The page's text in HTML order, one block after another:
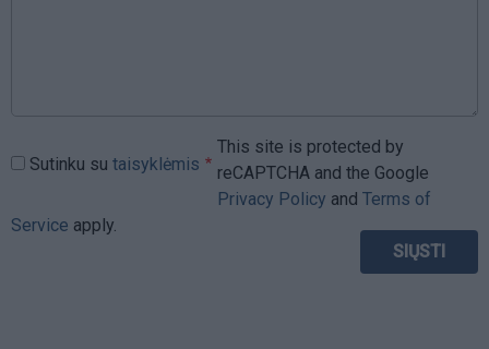
Sutinku su taisyklėmis
This site is protected by
reCAPTCHA and the Google
Privacy Policy and Terms of
Service apply.